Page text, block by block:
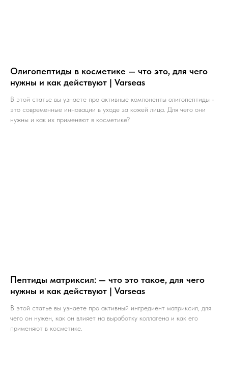
Олигопептиды в косметике — что это, для чего
нужны и как действуют | Varseas
В этой статье вы узнаете про активные компоненты олигопептиды -
это современные инновации в уходе за кожей лица. Для чего они
нужны и как их применяют в косметике?
Пептиды матриксил: — что это такое, для чего
нужны и как действуют | Varseas
В этой статье вы узнаете про активный ингредиент матриксил, для
чего он нужен, как он влияет на выработку коллагена и как его
применяют в косметике.